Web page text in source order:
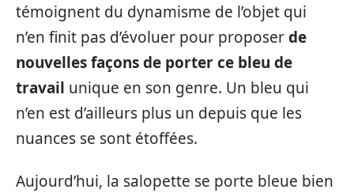
témoignent du dynamisme de l’objet qui
n’en finit pas d’évoluer pour proposerde
nouvelles façons de porter ce bleu de
travail unique en son genre. Un bleu qui
n’en est d’ailleurs plus un depuis que les
nuances se sont étoffées.
Aujourd’hui, la salopette se porte bleue bien